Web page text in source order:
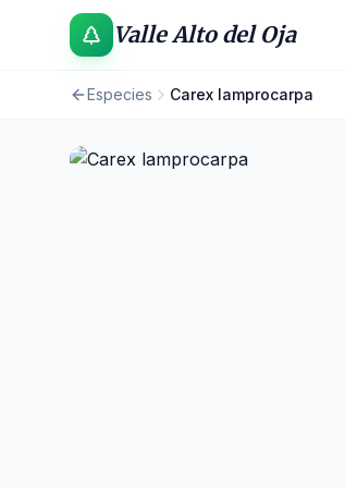
Valle Alto del Oja
Especies Carex lamprocarpa